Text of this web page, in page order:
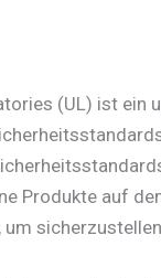
(UL) ist ein
Produkte auf
um